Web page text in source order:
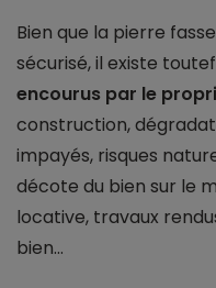
Bien que la pierre
sécurisé, il existe
encourus par le
construction,
impayés, risques
décote du bien sur le
locative, travaux
bien...